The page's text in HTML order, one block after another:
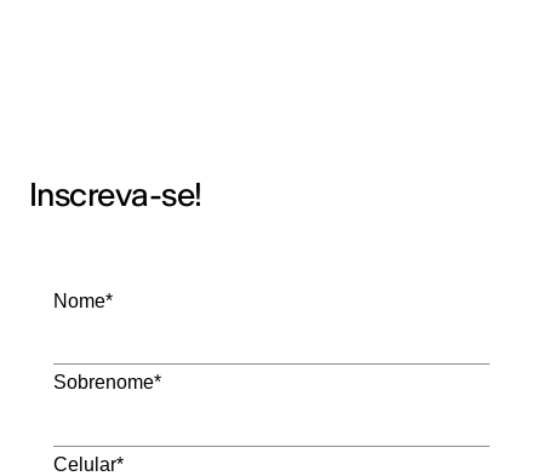
Inscreva-se!
Nome*
Sobrenome*
Celular*